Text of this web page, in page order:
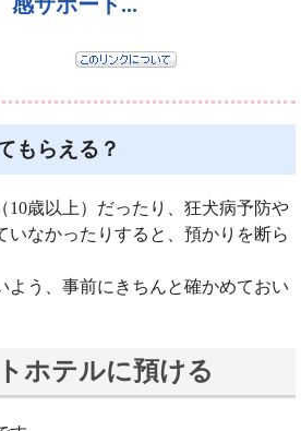
もらえる？
10歳以上）だったり、狂犬病予防や
いなかったりすると、預かりを断ら
よう、事前にきちんと確かめておい
ホテルに預ける